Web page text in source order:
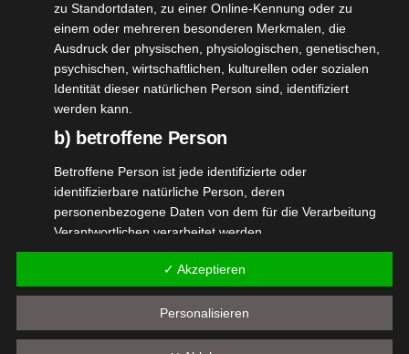
ALPS
Frische Bergkräuter, ein natürlich herber Duft
zu Standortdaten, zu einer Online-Kennung oder zu
einem oder mehreren besonderen Merkmalen, die
Ausdruck der physischen, physiologischen, genetischen,
psychischen, wirtschaftlichen, kulturellen oder sozialen
Identität dieser natürlichen Person sind, identifiziert
werden kann.
b) betroffene Person
Betroffene Person ist jede identifizierte oder
identifizierbare natürliche Person, deren
personenbezogene Daten von dem für die Verarbeitung
Verantwortlichen verarbeitet werden.
c) Verarbeitung
Verarbeitung ist jeder mit oder ohne Hilfe automatisierter
Verfahren ausgeführte Vorgang oder jede solche
Vorgangsreihe im Zusammenhang mit
✓ Akzeptieren
Personalisieren